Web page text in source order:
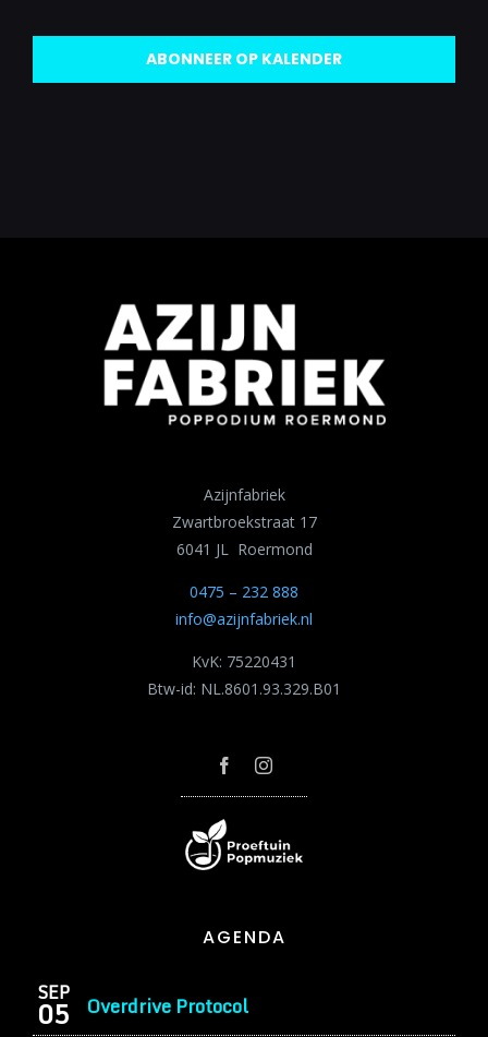
Evenementen
ABONNEER OP KALENDER
AGENDA
SEP
05 Overdrive Protocol
Azijnfabriek
Zwartbroekstraat 17
6041 JL Roermond
0475 – 232 888
info@azijnfabriek.nl
KvK: 75220431
Btw-id: NL.8601.93.329.B01